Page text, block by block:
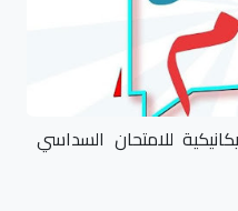
للامتحان السداسي